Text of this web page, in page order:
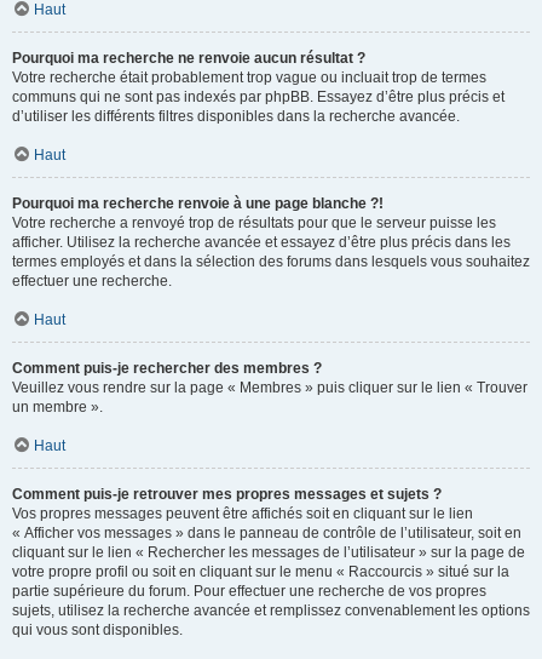
Haut
Pourquoi ma recherche ne renvoie aucun résultat ?
Votre recherche était probablement trop vague ou incluait trop de termes
communs qui ne sont pas indexés par phpBB. Essayez d’être plus précis et
d’utiliser les différents filtres disponibles dans la recherche avancée.
Haut
Pourquoi ma recherche renvoie à une page blanche ?!
Votre recherche a renvoyé trop de résultats pour que le serveur puisse les
afficher. Utilisez la recherche avancée et essayez d’être plus précis dans les
termes employés et dans la sélection des forums dans lesquels vous souhaitez
effectuer une recherche.
Haut
Comment puis-je rechercher des membres ?
Veuillez vous rendre sur la page « Membres » puis cliquer sur le lien « Trouver
un membre ».
Haut
Comment puis-je retrouver mes propres messages et sujets ?
Vos propres messages peuvent être affichés soit en cliquant sur le lien
« Afficher vos messages » dans le panneau de contrôle de l’utilisateur, soit en
cliquant sur le lien « Rechercher les messages de l’utilisateur » sur la page de
votre propre profil ou soit en cliquant sur le menu « Raccourcis » situé sur la
partie supérieure du forum. Pour effectuer une recherche de vos propres
sujets, utilisez la recherche avancée et remplissez convenablement les options
qui vous sont disponibles.